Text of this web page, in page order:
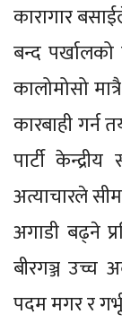
कारागार
बन्द पर्खालको
कालोमोसो
कारबाही गर्न
पार्टी
अत्याचारले
अगाडी बढ्ने
बीरगञ्ज उच्च
पदम मगर र